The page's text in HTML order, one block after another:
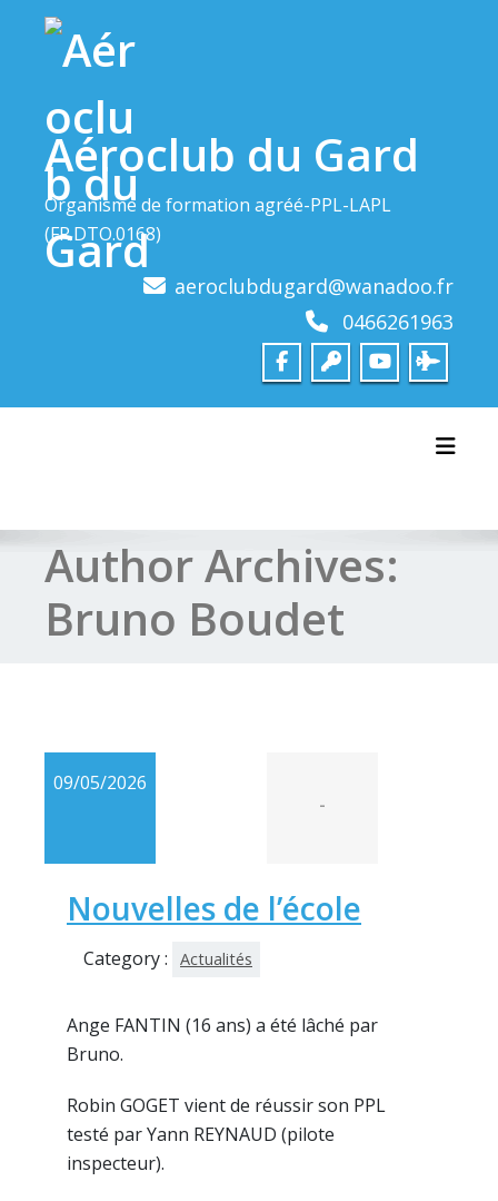
content
Aéroclub du Gard
Organisme de formation agréé-PPL-LAPL
(FR.DTO.0168)
aeroclubdugard@wanadoo.fr
0466261963
Author Archives:
Bruno Boudet
09/05/2026
-
Nouvelles de l’école
Category : Actualités
Ange FANTIN (16 ans) a été lâché par
Bruno.
Robin GOGET vient de réussir son PPL
testé par Yann REYNAUD (pilote
inspecteur).